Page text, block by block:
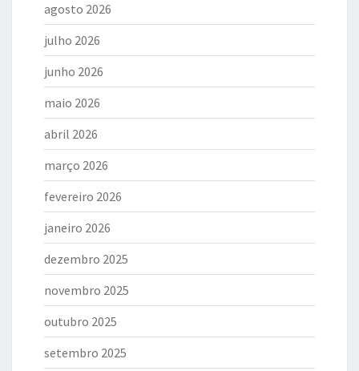
agosto 2026
julho 2026
junho 2026
maio 2026
abril 2026
março 2026
fevereiro 2026
janeiro 2026
dezembro 2025
novembro 2025
outubro 2025
setembro 2025